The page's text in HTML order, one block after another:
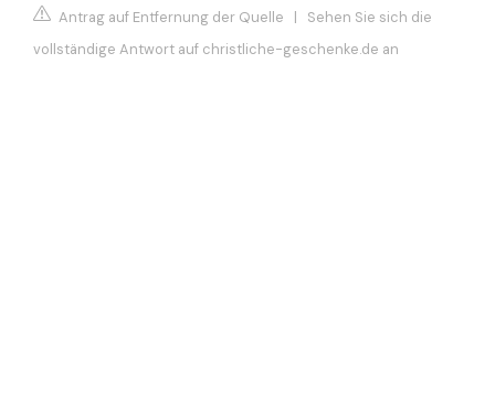
Antrag auf Entfernung der Quelle | Sehen Sie sich die
vollständige Antwort auf christliche-geschenke.de an